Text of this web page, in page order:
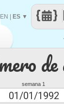
semana 1
EN ES ▼